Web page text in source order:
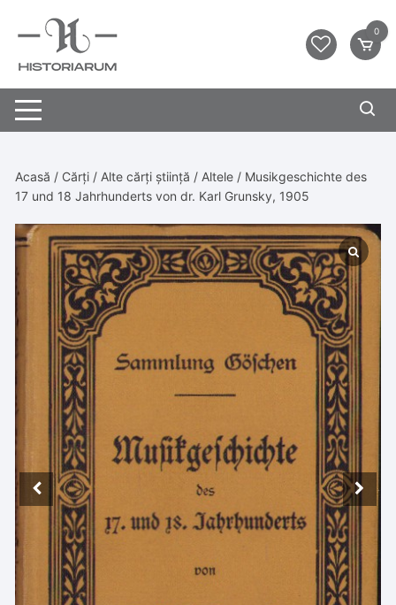
0
Acasă / Cărți / Alte cărți știință / Altele / Musikgeschichte des
17 und 18 Jahrhunderts von dr. Karl Grunsky, 1905